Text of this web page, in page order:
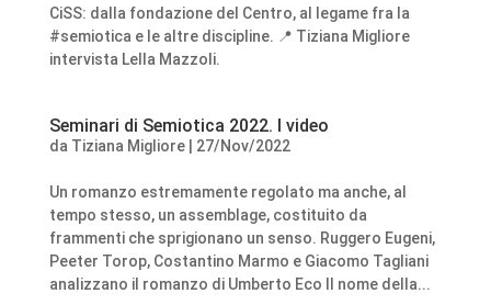
CiSS: dalla fondazione del Centro, al legame fra la
#semiotica e le altre discipline. 📍 Tiziana Migliore
intervista Lella Mazzoli.
Seminari di Semiotica 2022. I video
da Tiziana Migliore| 27/Nov/2022
Un romanzo estremamente regolato ma anche, al
tempo stesso, un assemblage, costituito da
frammenti che sprigionano un senso. Ruggero Eugeni,
Peeter Torop, Costantino Marmo e Giacomo Tagliani
analizzano il romanzo di Umberto Eco Il nome della...